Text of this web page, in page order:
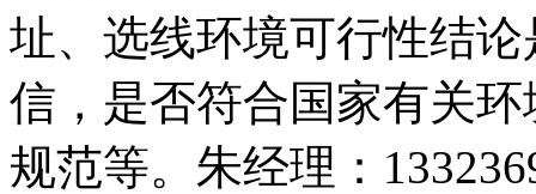
址、选线环境可行性结
信，是否符合国家有关
规范等。朱经理：